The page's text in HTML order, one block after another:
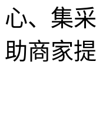
心、集
助商家